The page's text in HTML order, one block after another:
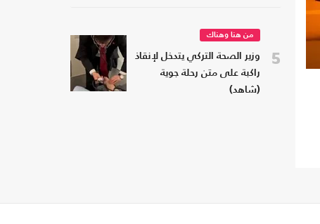
5
من هنا وهناك
وزير الصحة التركي يتدخل لإنقاذ
راكبة على متن رحلة جوية
(شاهد)